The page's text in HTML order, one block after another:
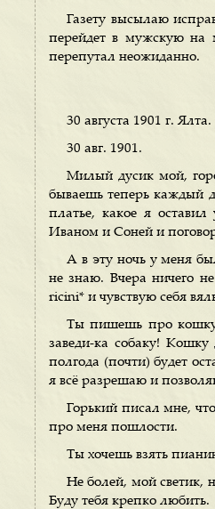
Газету высылаю
перейдет в мужскую
перепутал неожиданно.
30 августа 1901 г. Ялта.
30 авг. 1901.
Милый дусик мой,
бываешь теперь каждый
платье, какое я
Иваном и Соней и
А в эту ночь у меня
не знаю. Вчера ничего
ricini* и чувствую себя
Ты пишешь про
заведи-ка собаку!
полгода (почти) будет
я всё разрешаю и
Горький писал мне,
про меня пошлости.
Ты хочешь взять
Не болей, мой светик,
Буду тебя крепко любить.